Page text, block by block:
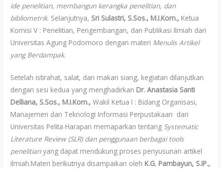
ide penelitian, membangun kerangka penelitian, dan
bibliometrik. Selanjutnya, Sri Sulastri, S.Sos., M.I.Kom., Ketua
Komisi V : Penelitian, Pengembangan, dan Publikasi Ilmiah dari
Universitas Agung Podomoro dengan materi Menulis Artikel
yang Berdampak.
Setelah istirahat, salat, dan makan siang, kegiatan dilanjutkan
dengan sesi kedua yang menghadirkan Dr. Anastasia Santi
Delliana, S.Sos., M.I.Kom.,Wakil Ketua I : Bidang Organisasi,
Manajemen dan Teknologi Informasi Perpustakaan dari
Universitas Pelita Harapan memaparkan tentang Systematic
Literature Review (SLR) dan penggunaan berbagai tools
penelitianyang dapat mendukung proses penyusunan artikel
ilmiah.Materi berikutnya disampaikan oleh K.G. Pambayun, S.IP.,